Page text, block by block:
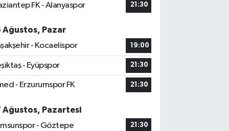
FK - Alanyaspor 21:30
Ağustos, Pazar
- Kocaelispor
19:00
- Eyüpspor 21:30
- Erzurumspor FK 21:30
Ağustos, Pazartesi
- Göztepe
21:30